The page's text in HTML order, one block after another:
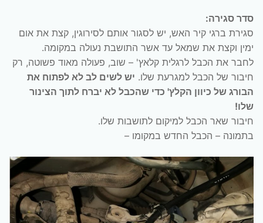
סדר סגירה:
סגירת ברגי קיר האש, יש לסגור אותם לסירוגין, קצת את אום
ימין וקצת את שמאל עד אשר התושבת נעולה במקומה.
לחבר את הכבל לרגלית קלאץ' – שוב, פעולה מאוד פשוטה, רק
חיבור של הכבל למגרעת שלו. יש לשים לב לא לפתוח את
הבורג של כיוון הקלץ' כדי שהכבל לא יברח לתוך הצינור
שלו!
חיבור שאר הכבל למיקום לתושבות שלו.
בתמונה – הכבל החדש במקומו –